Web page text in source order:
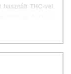
THC-vel .
kender
omega-3 és